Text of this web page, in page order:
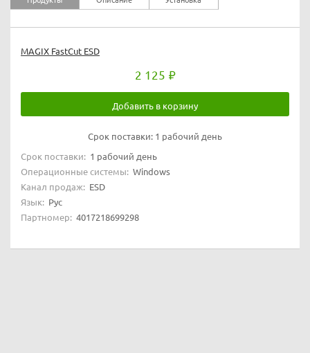
MAGIX FastCut ESD
2 125
Добавить в корзину
Срок поставки: 1 рабочий день
Срок поставки: 1 рабочий день
Операционные системы: Windows
Канал продаж: ESD
Язык: Рус
Партномер: 4017218699298